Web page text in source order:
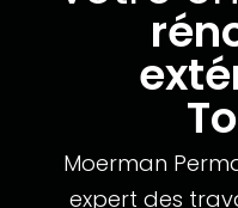
Moerman
expert des